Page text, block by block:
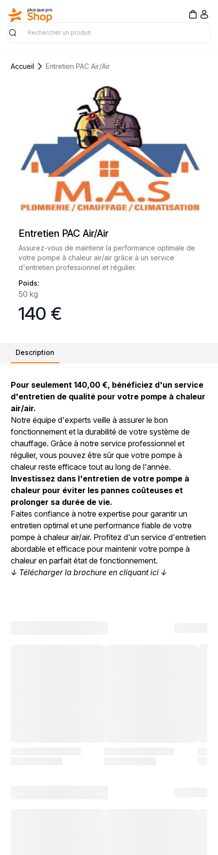
Rechercher
Accueil Entretien PAC Air/Air
Entretien PAC Air/Air
Assurez-vous de maintenir la performance optimale de
votre pompe à chaleur air/air grâce à un service
d'entretien professionnel et régulier.
Poids:
50 kg
140 €
Description
Pour seulement 140,00 €, bénéficiez d'un service
d'entretien de qualité pour votre pompe à chaleur
air/air.
Notre équipe d'experts veille à assurer le bon
fonctionnement et la durabilité de votre système de
chauffage. Grâce à notre service professionnel et
régulier, vous pouvez être sûr que votre pompe à
chaleur reste efficace tout au long de l'année.
Investissez dans l'entretien de votre pompe à
chaleur pour éviter les pannes coûteuses et
prolonger sa durée de vie.
Faites confiance à notre expertise pour garantir un
entretien optimal et une performance fiable de votre
pompe à chaleur air/air. Profitez d'un service d'entretien
abordable et efficace pour maintenir votre pompe à
chaleur en parfait état de fonctionnement.
↓ Télécharger la brochure en cliquant ici ↓